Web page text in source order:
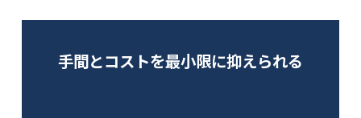
手間とコストを最小限に抑えられる